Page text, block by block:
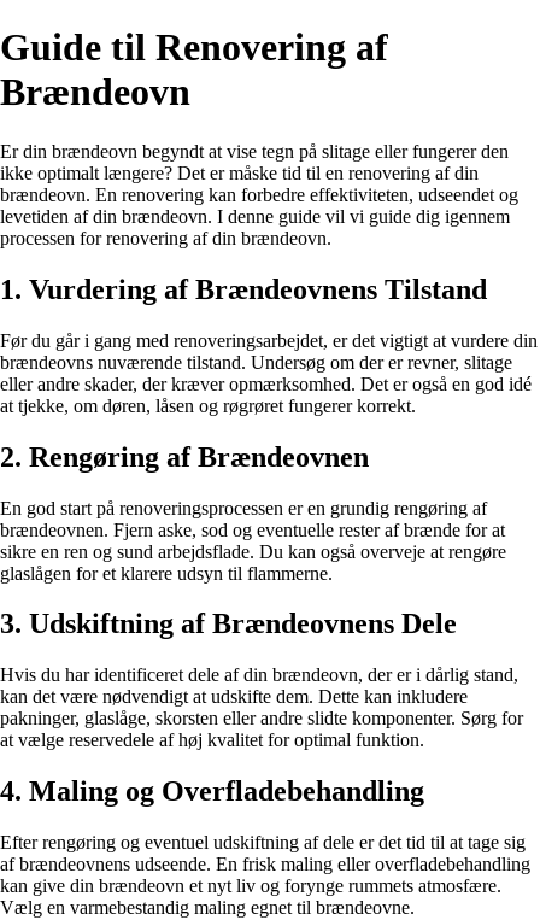
Guide til Renovering af
Brændeovn
Er din brændeovn begyndt at vise tegn på slitage eller fungerer den
ikke optimalt længere? Det er måske tid til en renovering af din
brændeovn. En renovering kan forbedre effektiviteten, udseendet og
levetiden af din brændeovn. I denne guide vil vi guide dig igennem
processen for renovering af din brændeovn.
1. Vurdering af Brændeovnens Tilstand
Før du går i gang med renoveringsarbejdet, er det vigtigt at vurdere din
brændeovns nuværende tilstand. Undersøg om der er revner, slitage
eller andre skader, der kræver opmærksomhed. Det er også en god idé
at tjekke, om døren, låsen og røgrøret fungerer korrekt.
2. Rengøring af Brændeovnen
En god start på renoveringsprocessen er en grundig rengøring af
brændeovnen. Fjern aske, sod og eventuelle rester af brænde for at
sikre en ren og sund arbejdsflade. Du kan også overveje at rengøre
glaslågen for et klarere udsyn til flammerne.
3. Udskiftning af Brændeovnens Dele
Hvis du har identificeret dele af din brændeovn, der er i dårlig stand,
kan det være nødvendigt at udskifte dem. Dette kan inkludere
pakninger, glaslåge, skorsten eller andre slidte komponenter. Sørg for
at vælge reservedele af høj kvalitet for optimal funktion.
4. Maling og Overfladebehandling
Efter rengøring og eventuel udskiftning af dele er det tid til at tage sig
af brændeovnens udseende. En frisk maling eller overfladebehandling
kan give din brændeovn et nyt liv og forynge rummets atmosfære.
Vælg en varmebestandig maling egnet til brændeovne.